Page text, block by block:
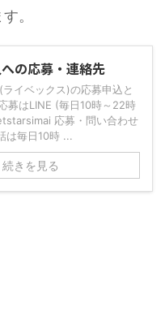
。
の応募・連絡先
イベックス)の応募申込と
募はLINE (毎日10時～22時
応募・問い合わせ
は毎日10時 ...
続きを見る